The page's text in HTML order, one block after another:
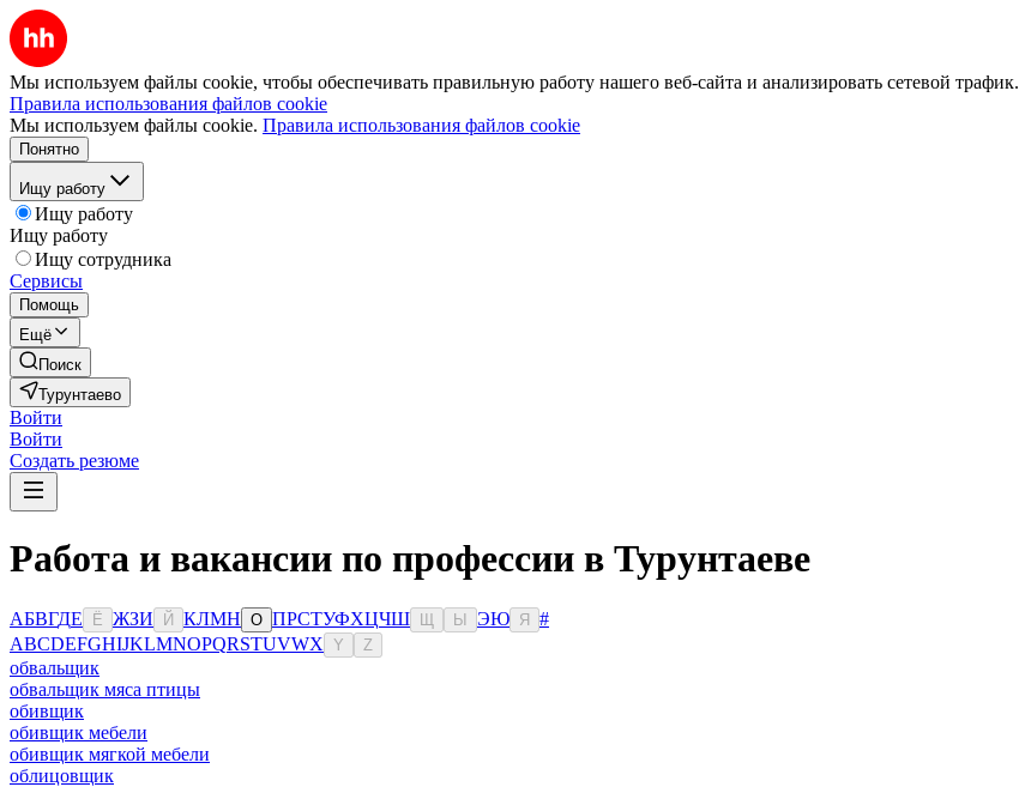
Мы используем файлы cookie, чтобы обеспечивать правильную работу нашего веб-сайта и анализировать сетевой трафик.
Правила использования файлов cookie
Мы используем файлы cookie. Правила использования файлов cookie
Понятно
Ищу работу
Ищу работу
Ищу работу
Ищу сотрудника
Сервисы
Помощь
Ещё
Поиск
Турунтаево
Войти
Войти
Создать резюме
Работа и вакансии по профессии в Турунтаеве
АБВГДЕ Ё ЖЗИ Й КЛМН О ПРСТУФХЦЧШ Ы ЭЮ Я
#
ABCDEFGHIJKLMNOPQRSTUVWX Y Z
обвальщик
обвальщик мяса птицы
обивщик
обивщик мебели
обивщик мягкой мебели
облицовщик